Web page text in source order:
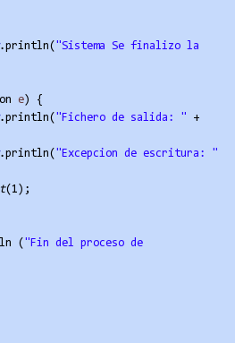
.println( "Sistema Se finalizo la
e) {
.println( "Fichero de salida: "
.println( "Excepcion de escritura: "
(1);
( "Fin del proceso de